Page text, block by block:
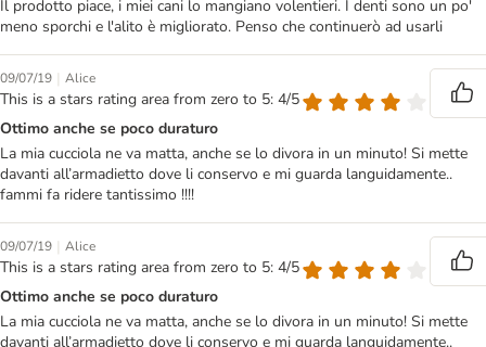
Il prodotto piace, i miei cani lo mangiano volentieri. I denti sono un po'
meno sporchi e l'alito è migliorato. Penso che continuerò ad usarli
09/07/19 | Alice
This is a stars rating area from zero to 5: 4/5
Ottimo anche se poco duraturo
La mia cucciola ne va matta, anche se lo divora in un minuto! Si mette
davanti all’armadietto dove li conservo e mi guarda languidamente..
fammi fa ridere tantissimo !!!!
09/07/19 | Alice
This is a stars rating area from zero to 5: 4/5
Ottimo anche se poco duraturo
La mia cucciola ne va matta, anche se lo divora in un minuto! Si mette
davanti all’armadietto dove li conservo e mi guarda languidamente..